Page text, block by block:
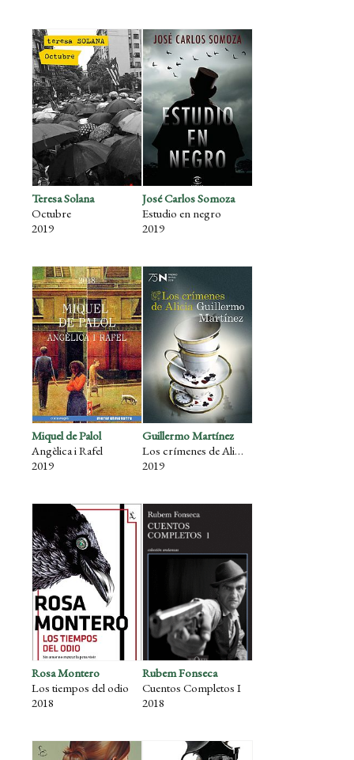
Teresa Solana
Octubre
2019
José Carlos Somoza
Estudio en negro
2019
Miquel de Palol
Angèlica i Rafel
2019
Guillermo Martínez
Los crímenes de Alicia
2019
Rosa Montero
Los tiempos del odio
2018
Rubem Fonseca
Cuentos Completos I
2018